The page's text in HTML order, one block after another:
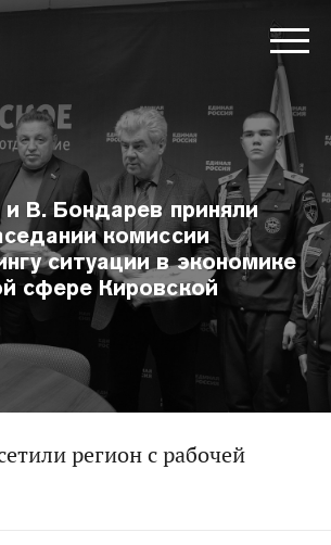
В. Бондарев приняли
комиссии
ситуации в экономике
сфере Кировской
регион с рабочей